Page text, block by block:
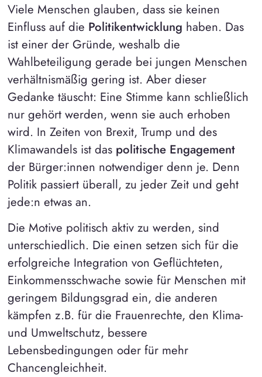
Viele Menschen glauben, dass sie keinen
Einfluss auf die Politikentwicklung haben. Das
ist einer der Gründe, weshalb die
Wahlbeteiligung gerade bei jungen Menschen
verhältnismäßig gering ist. Aber dieser
Gedanke täuscht: Eine Stimme kann schließlich
nur gehört werden, wenn sie auch erhoben
wird. In Zeiten von Brexit, Trump und des
Klimawandels ist das politische Engagement
der Bürger:innen notwendiger denn je. Denn
Politik passiert überall, zu jeder Zeit und geht
jede:n etwas an.
Die Motive politisch aktiv zu werden, sind
unterschiedlich. Die einen setzen sich für die
erfolgreiche Integration von Geflüchteten,
Einkommensschwache sowie für Menschen mit
geringem Bildungsgrad ein, die anderen
kämpfen z.B. für die Frauenrechte, den Klima-
und Umweltschutz, bessere
Lebensbedingungen oder für mehr
Chancengleichheit.